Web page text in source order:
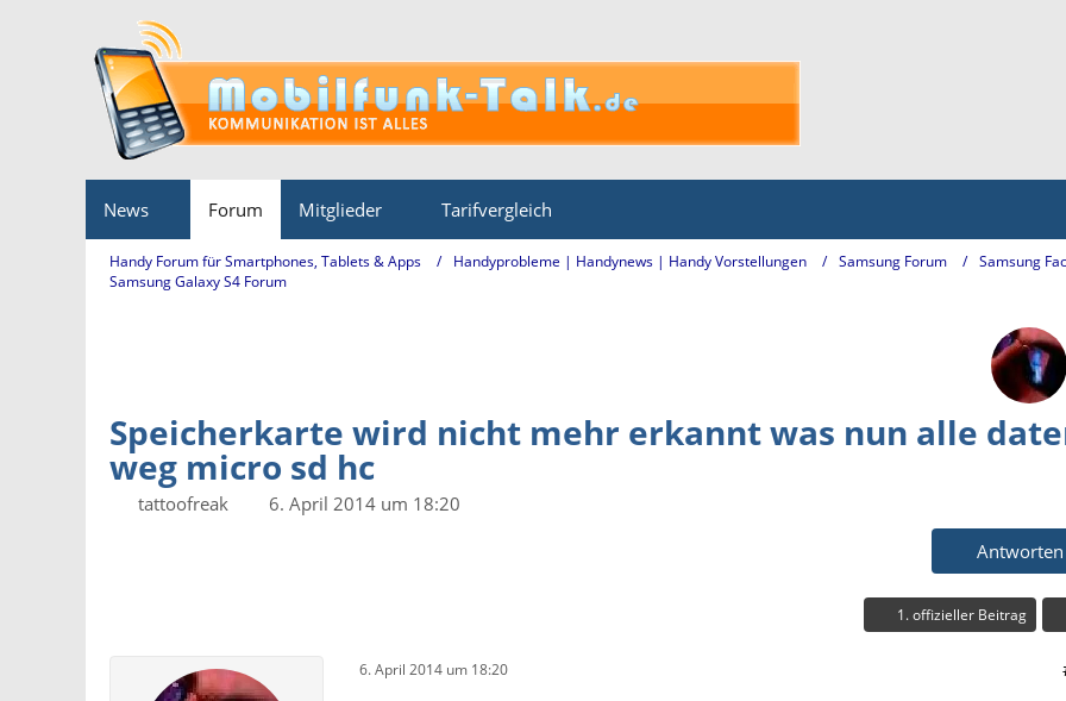
News Forum Mitglieder Tarifvergleich
Handy Forum für Smartphones, Tablets & Apps Handyprobleme | Handynews | Handy Vorstellungen Samsung Forum
Samsung
Samsung Galaxy S4 Forum
Speicherkarte wird nicht mehr erkannt was nun alle
weg micro sd hc
tattoofreak
6. April 2014 um 18:20
Antworten
1. offizieller Beitrag
6. April 2014 um 18:20